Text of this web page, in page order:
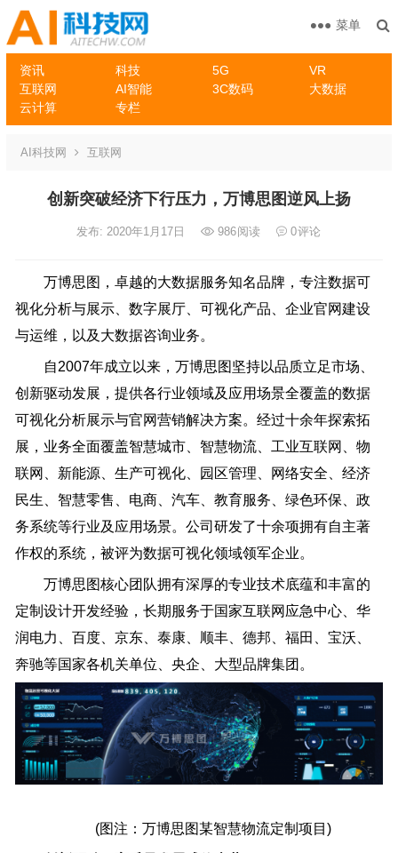
资讯 科技 5G
VR
互联网
AI智能 3C数码
大数据
云计算
专栏
菜单
AI科技网 互联网
创新突破经济下行压力，万博思图逆风上扬
发布: 2020年1月17日 986阅读 0评论
万博思图，卓越的大数据服务知名品牌，专注数据可
视化分析与展示、数字展厅、可视化产品、企业官网建设
与运维，以及大数据咨询业务。
自2007年成立以来，万博思图坚持以品质立足市场、
创新驱动发展，提供各行业领域及应用场景全覆盖的数据
可视化分析展示与官网营销解决方案。经过十余年探索拓
展，业务全面覆盖智慧城市、智慧物流、工业互联网、物
联网、新能源、生产可视化、园区管理、网络安全、经济
民生、智慧零售、电商、汽车、教育服务、绿色环保、政
务系统等行业及应用场景。公司研发了十余项拥有自主著
作权的系统，被评为数据可视化领域领军企业。
万博思图核心团队拥有深厚的专业技术底蕴和丰富的
定制设计开发经验，长期服务于国家互联网应急中心、华
润电力、百度、京东、泰康、顺丰、德邦、福田、宝沃、
奔驰等国家各机关单位、央企、大型品牌集团。
(图注：万博思图某智慧物流定制项目)